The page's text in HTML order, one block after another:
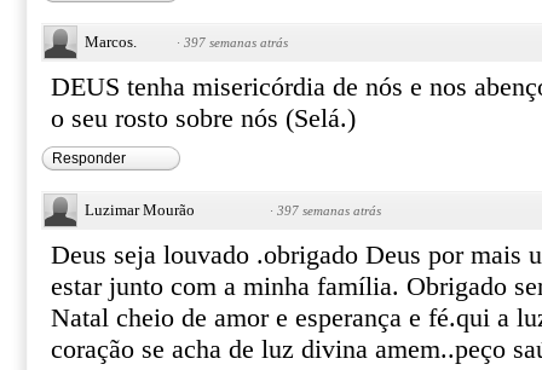
Marcos. · 397 semanas atrás
DEUS tenha misericórdia de nós e nos
o seu rosto sobre nós (Selá.)
Responder
Luzimar Mourão · 397 semanas atrás
Deus seja louvado .obrigado Deus por mais
estar junto com a minha família. Obrigado
Natal cheio de amor e esperança e fé.qui a
coração se acha de luz divina amem..peço